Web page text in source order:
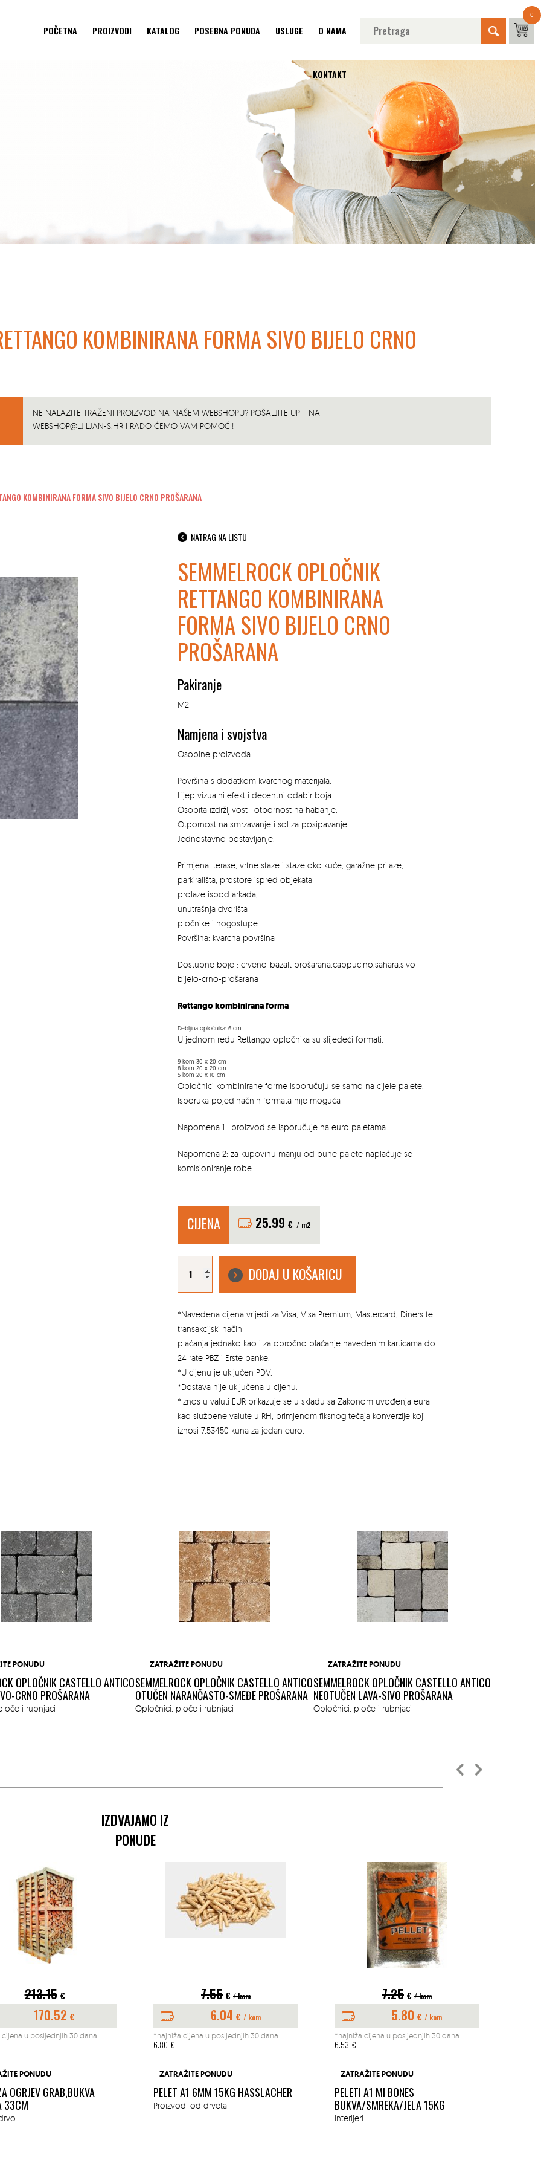
POČETNA PROIZVODI KATALOG POSEBNA PONUDA USLUGE O NAMA
KONTAKT
0
KOMBINIRANA FORMA SIVO BIJELO CRNO
NE NALAZITE TRAŽENI PROIZVOD NA NAŠEM WEBSHOPU? POŠALJITE UPIT NA
WEBSHOP@LJILJAN-S.HRI RADO ĆEMO VAM POMOĆI!
KOMBINIRANA FORMA SIVO BIJELO CRNO PROŠARANA
NATRAG NA LISTU
SEMMELROCK OPLOČNIK
RETTANGO KOMBINIRANA
FORMA SIVO BIJELO CRNO
PROŠARANA
Pakiranje
M2
Namjena i svojstva
Osobine proizvoda
Površina s dodatkom kvarcnog materijala.
Lijep vizualni efekt i decentni odabir boja.
Osobita izdržljivost i otpornost na habanje.
Otpornost na smrzavanje i sol za posipavanje.
Jednostavno postavljanje.
Primjena: terase, vrtne staze i staze oko kuće, garažne prilaze,
parkirališta, prostore ispred objekata
prolaze ispod arkada,
unutrašnja dvorišta
pločnike i nogostupe.
Površina: kvarcna površina
Dostupne boje : crveno-bazalt prošarana,cappucino,sahara,sivo-
bijelo-crno-prošarana
Rettango kombinirana forma
Debljina opločnika: 6 cm
U jednom redu Rettango opločnika su slijedeći formati:
9 kom 30 x 20 cm
8 kom 20 x 20 cm
5 kom 20 x 10 cm
Opločnici kombinirane forme isporučuju se samo na cijele palete.
Isporuka pojedinačnih formata nije moguća
Napomena 1 : proizvod se isporučuje na euro paletama
Napomena 2: za kupovinu manju od pune palete naplaćuje se
komisioniranje robe
CIJENA 25.99 € / m2
SEMMELROCK
RETTANGO
KOMBINIRANA
SIVO
PROŠARANA
količina
DODAJ U KOŠARICU
*Navedena cijena vrijedi za Visa, Visa Premium, Mastercard, Diners te
transakcijski način
plaćanja jednako kao i za obročno plaćanje navedenim karticama do
24 rate PBZ i Erste banke.
*U cijenu je uključen PDV.
*Dostava nije uključena u cijenu.
*Iznos u valuti EUR prikazuje se u skladu sa Zakonom uvođenja eura
kao službene valute u RH, primjenom fiksnog tečaja konverzije koji
iznosi 7,53450 kuna za jedan euro.
PONUDU
OPLOČNIK CASTELLO ANTICO
CRNO PROŠARANA
i rubnjaci
ZATRAŽITE PONUDU
SEMMELROCK OPLOČNIK CASTELLO ANTICO
OTUČEN NARANČASTO-SMEĐE PROŠARANA
Opločnici, ploče i rubnjaci
ZATRAŽITE PONUDU
SEMMELROCK OPLOČNIK CASTELLO ANTICO
NEOTUČEN LAVA-SIVO PROŠARANA
Opločnici, ploče i rubnjaci
IZDVAJAMO IZ
PONUDE
213.15 €
170.52 €
u posljednjih 30 dana :
PONUDU
OGRJEV GRAB,BUKVA
33CM
7.55 € / kom
6.04 € / kom
*najniža cijena u posljednjih 30 dana :
6.80 €
ZATRAŽITE PONUDU
PELET A1 6MM 15KG HASSLACHER
Proizvodi od drveta
7.25 € / kom
5.80 € / kom
*najniža cijena u posljednjih 30 dana :
6.53 €
ZATRAŽITE PONUDU
PELETI A1 MI BONES
BUKVA/SMREKA/JELA 15KG
Interijeri